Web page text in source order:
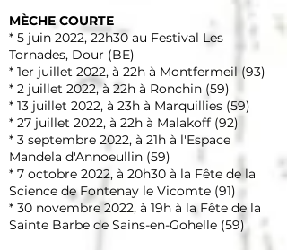
MÈCHE COURTE
* 5 juin 2022, 22h30 au Festival Les
Tornades, Dour (BE)
* 1er juillet 2022, à 22h à Montfermeil (93)
* 2 juillet 2022, à 22h à Ronchin (59)
* 13 juillet 2022, à 23h à Marquillies (59)
* 27 juillet 2022, à 22h à Malakoff (92)
* 3 septembre 2022, à 21h à l'Espace
Mandela d'Annoeullin (59)
* 7 octobre 2022, à 20h30 à la Fête de la
Science de Fontenay le Vicomte (91)
* 30 novembre 2022, à 19h à la Fête de la
Sainte Barbe de Sains-en-Gohelle (59)